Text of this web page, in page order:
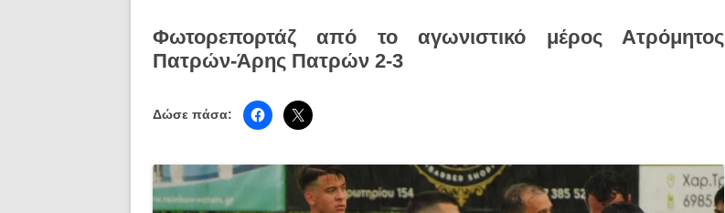
Φωτορεπορτάζ από το αγωνιστικό μέρος Ατρόμητος
Πατρών-Άρης Πατρών 2-3
Δώσε πάσα: